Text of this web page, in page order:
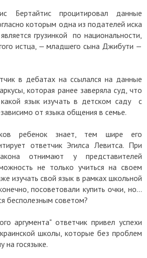
Бертайтис процитировал данные
которым одна из подателей иска
грузинкой по национальности,
истца, — младшего сына Джибути —
в дебатах на ссылался на данные
которая ранее заверяла суд, что
язык изучать в детском саду с
от языка общения в семье.
ребенок знает, тем шире его
ответчик Эгилса Левитса. При
отнимают у представителей
не только учиться на своем
изучать свой язык в рамках школьной
посоветовали купить очки, но...
бесполезным советом?
аргумента" ответчик привел успехи
школы, которые без проблем
на госязыке.